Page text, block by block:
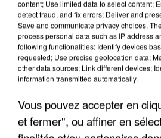
UN SECOND CADRE DE LA
content; Use limited data to select content;
detect fraud, and fix errors; Deliver and
Save and communicate privacy choices.
process personal data such as IP address
following functionalities: Identify devices
requested; Use precise geolocation data;
other data sources; Link different devices;
information transmitted automatically.
Vous pouvez accepter en
et fermer", ou affiner en